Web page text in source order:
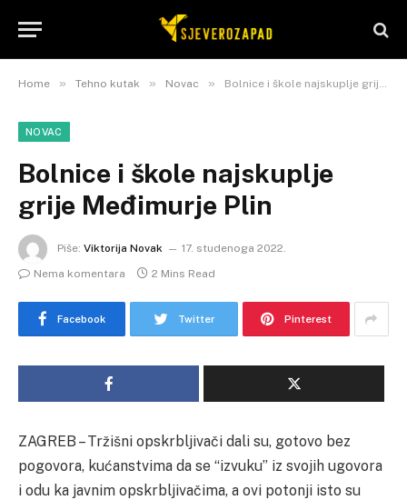
Home » Tehno kutak » Novac » Bolnice i škole najskuplje grije Međimurje Plin
NOVAC
Bolnice i škole najskuplje
grije Međimurje Plin
Piše: Viktorija Novak
17. studenoga 2022.
Nema komentara
2 Mins Read
Facebook Twitter Pinterest
ZAGREB – Tržišni opskrbljivači dali su, gotovo bez
pogovora, kućanstvima da se “izvuku” iz svojih ugovora
i odu ka javnim opskrbljivačima, a ovi potonji isto su